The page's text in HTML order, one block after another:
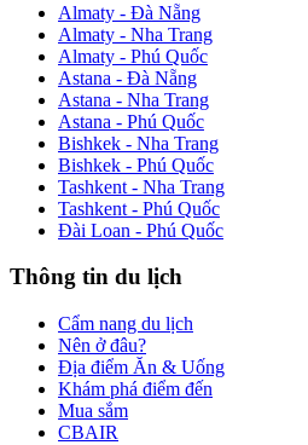
Almaty - Đà Nẵng
Almaty - Nha Trang
Almaty - Phú Quốc
Astana - Đà Nẵng
Astana - Nha Trang
Astana - Phú Quốc
Bishkek - Nha Trang
Bishkek - Phú Quốc
Tashkent - Nha Trang
Tashkent - Phú Quốc
Đài Loan - Phú Quốc
Thông tin du lịch
Cẩm nang du lịch
Nên ở đâu?
Địa điểm Ăn & Uống
Khám phá điểm đến
Mua sắm
CBAIR